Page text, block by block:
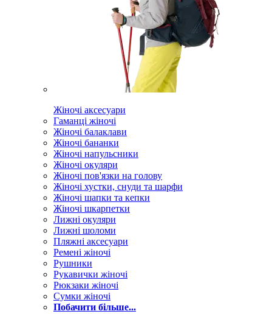
Жіночі аксесуари
Гаманці жіночі
Жіночі балаклави
Жіночі бананки
Жіночі напульсники
Жіночі окуляри
Жіночі пов'язки на голову
Жіночі хустки, снуди та шарфи
Жіночі шапки та кепки
Жіночі шкарпетки
Лижні окуляри
Лижні шоломи
Пляжні аксесуари
Ремені жіночі
Рушники
Рукавички жіночі
Рюкзаки жіночі
Сумки жіночі
Побачити більше...